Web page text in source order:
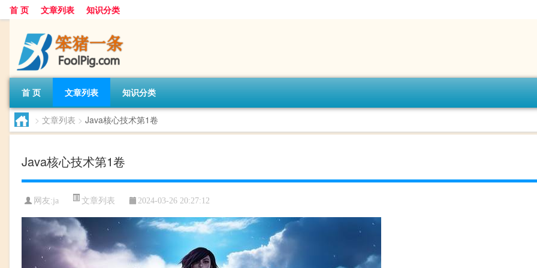
首 页 文章列表 知识分类
首 页 文章列表 知识分类
> 文章列表 > Java核心技术第1卷
Java核心技术第1卷
网友:ja 文章列表 2024-03-26 20:27:12